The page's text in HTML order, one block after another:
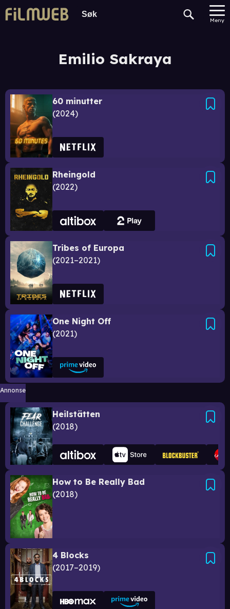
Meny
Emilio Sakraya
60 minutter
2024
Rheingold
2022
Tribes of Europa
2021–2021
One Night Off
2021
Annonse
Heilstätten
2018
How to Be Really Bad
2018
4 Blocks
2017–2019